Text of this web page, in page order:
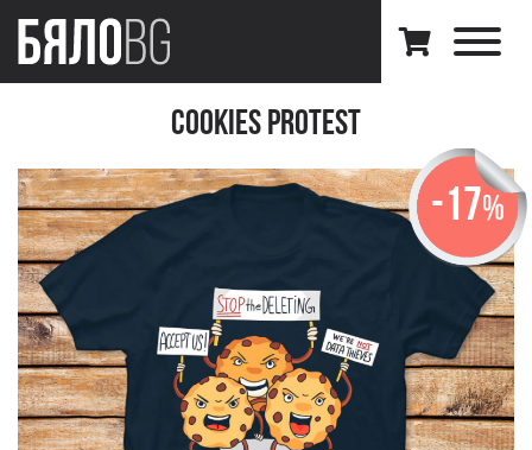
Cookies Protest
-17%